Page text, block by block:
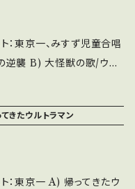
いて■ をご覧ください。
画面にてご確認ください。
：東京一、みすず児童合唱
逆襲 B) 大怪獣の歌/ウル
) *ふろく「ガラモンスタン
て■ をご覧ください。 お
面にてご確認ください。
きたウルトラマン
帰ってきたウ